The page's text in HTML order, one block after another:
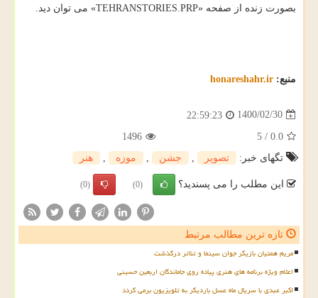
بصورت زنده از صفحه «TEHRANSTORIES.PRP» می توان دید.
منبع: honareshahr.ir
1400/02/30
22:59:23
0.0
/
5
1496
تگهای خبر:
تصویر جشن موزه هنر
این مطلب را می پسندید؟ (0)
(0)
تازه ترین مطالب مرتبط
مریم همتیان بازیگر جوان سینما و تئاتر درگذشت
اعلام ویژه برنامه های هنری پیاده روی جاماندگان اربعین حسینی
اکبر عبدی با سریال ماه عسل باردیگر به تلویزیون برمی گردد